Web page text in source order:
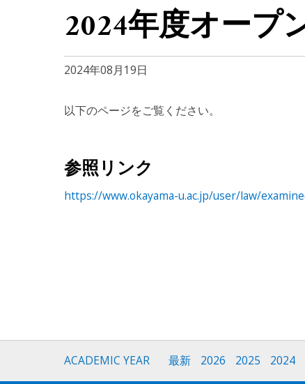
2024年度オープ
2024年08月19日
以下のページをご覧ください。
参照リンク
https://www.okayama-u.ac.jp/user/law/
ACADEMIC YEAR 最新 2026 2025 2024